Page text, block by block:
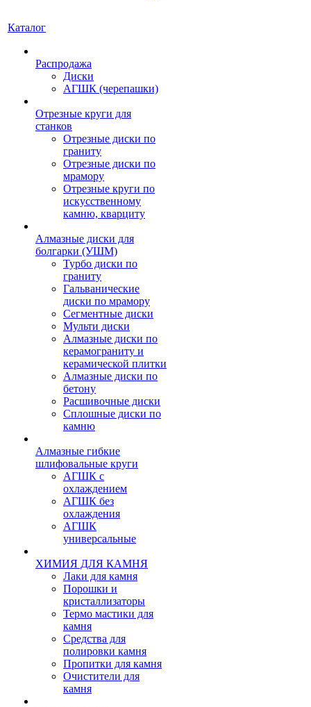
Каталог
Распродажа
Диски
АГШК (черепашки)
Отрезные круги для
станков
Отрезные диски по
граниту
Отрезные диски по
мрамору
Отрезные круги по
искусственному
камню, кварциту
Алмазные диски для
болгарки (УШМ)
Турбо диски по
граниту
Гальванические
диски по мрамору
Сегментные диски
Мульти диски
Алмазные диски по
керамограниту и
керамической плитки
Алмазные диски по
бетону
Расшивочные диски
Сплошные диски по
камню
Алмазные гибкие
шлифовальные круги
АГШК с
охлаждением
АГШК без
охлаждения
АГШК
универсальные
ХИМИЯ ДЛЯ КАМНЯ
Лаки для камня
Порошки и
кристаллизаторы
Термо мастики для
камня
Средства для
полировки камня
Пропитки для камня
Очистители для
камня